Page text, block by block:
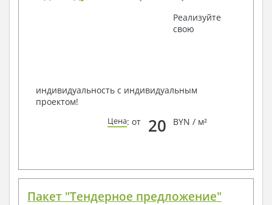
Получить профессиональную консультацию у
наших специалистов, Вы можете любым
Реализуйте
свою
индивидуальность с индивидуальным
проектом!
Цена: от 20 BYN / м²
Пакет "Тендерное предложение"